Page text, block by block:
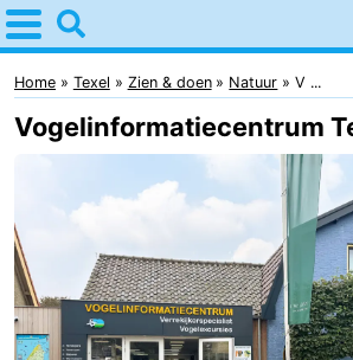
Home
Texel
Tips
kinderen
Dorpen
-
Den
-
Home Texel Zien & doen Natuur V ...
Vogelinformatiecentrum